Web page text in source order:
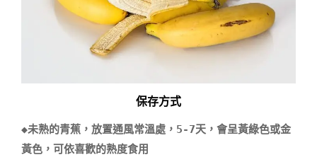
保存方式
◆未熟的青蕉，放置通風常溫處，5-7天，會呈黃綠色或金
黃色，可依喜歡的熟度食用